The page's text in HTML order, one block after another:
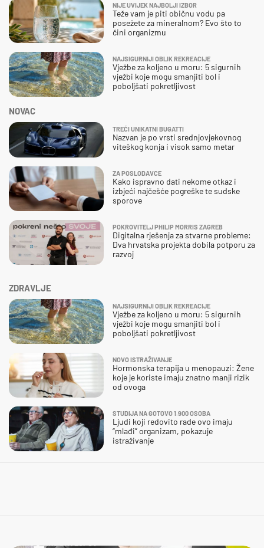
ZDRAVLJE
NAJSIGURNIJI OBLIK REKREACIJE
Vježbe za koljeno u moru: 5 sigurnih
vježbi koje mogu smanjiti bol i
poboljšati pokretljivost
NOVO ISTRAŽIVANJE
Hormonska terapija u menopauzi: Žene
koje je koriste imaju znatno manji rizik
od ovoga
STUDIJA NA GOTOVO 1.900 OSOBA
Ljudi koji redovito rade ovo imaju
“mlađi” organizam, pokazuje
istraživanje
NOVAC
TREĆI UNIKATNI BUGATTI
Nazvan je po vrsti srednjovjekovnog
viteškog konja i visok samo metar
ZA POSLODAVCE
Kako ispravno dati nekome otkaz i
izbjeći najčešće pogreške te sudske
sporove
POKROVITELJ PHILIP MORRIS ZAGREB
Digitalna rješenja za stvarne probleme:
Dva hrvatska projekta dobila potporu za
razvoj
NIJE UVIJEK NAJBOLJI IZBOR
Teže vam je piti običnu vodu pa
posežete za mineralnom? Evo što to
čini organizmu
NAJSIGURNIJI OBLIK REKREACIJE
Vježbe za koljeno u moru: 5 sigurnih
vježbi koje mogu smanjiti bol i
poboljšati pokretljivost